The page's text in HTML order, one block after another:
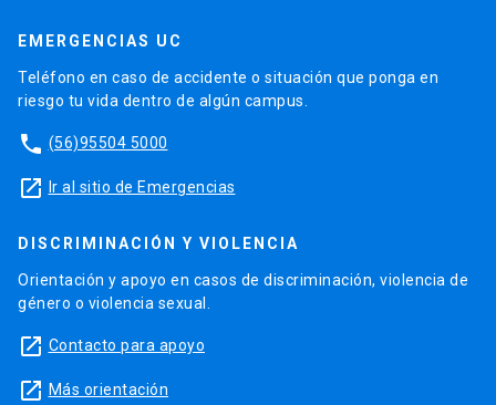
EMERGENCIAS UC
Teléfono en caso de accidente o situación que ponga en
riesgo tu vida dentro de algún campus.
phone (56)95504 5000
launch Ir al sitio de Emergencias
DISCRIMINACIÓN Y VIOLENCIA
Orientación y apoyo en casos de discriminación, violencia de
género o violencia sexual.
launch Contacto para apoyo
launch Más orientación